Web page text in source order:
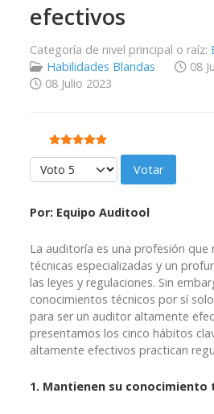
efectivos
Categoría de nivel principal o raíz:
Habilidades Blandas
08
08 Julio 2023
Ratio:5/5
Por favor, vote
Por: Equipo Auditool
La auditoría es una profesión que
técnicas especializadas y un
las leyes y regulaciones. Sin
conocimientos técnicos por sí
para ser un auditor altamente
presentamos los cinco hábitos
altamente efectivos practican
1. Mantienen su